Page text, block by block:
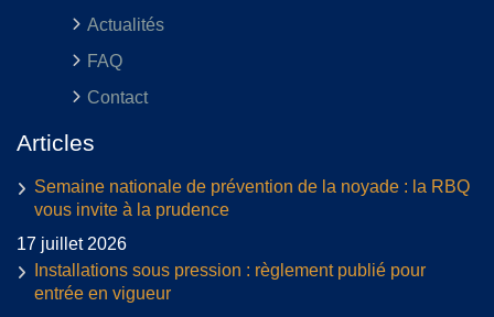
Actualités
FAQ
Contact
Articles
Semaine nationale de prévention de la noyade : la RBQ
vous invite à la prudence
17 juillet 2026
Installations sous pression : règlement publié pour
entrée en vigueur